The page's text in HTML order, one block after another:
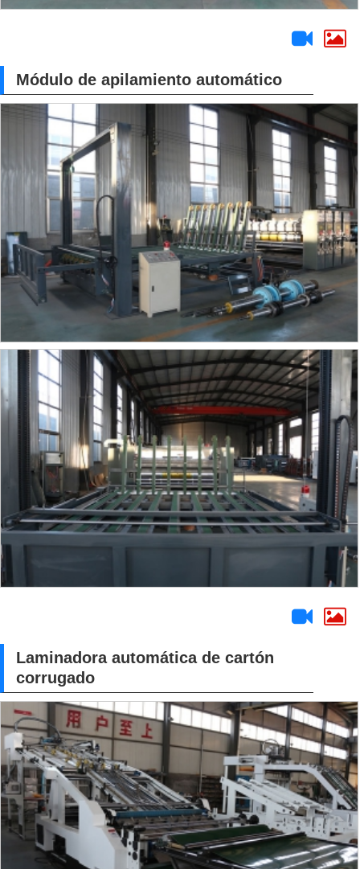
Módulo de apilamiento automático
Laminadora automática de cartón
corrugado